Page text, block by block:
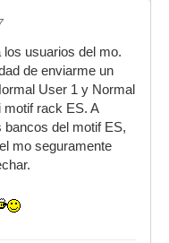
los usuarios del mo.
de enviarme un
User 1 y Normal
motif rack ES. A
del motif ES,
mo seguramente